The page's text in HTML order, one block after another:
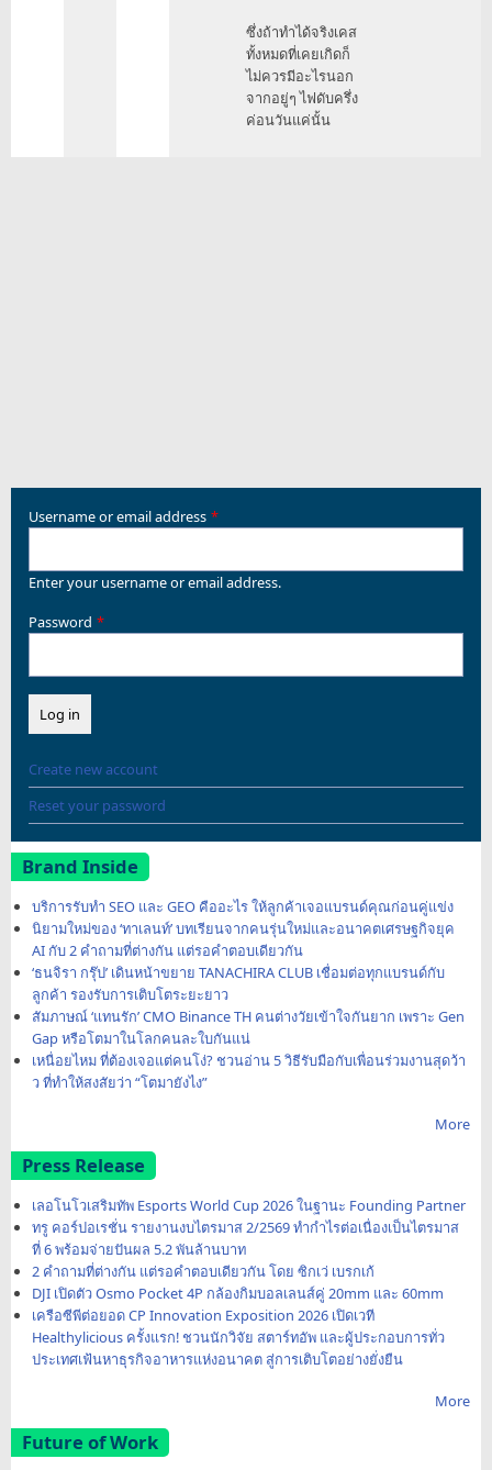
ซึ่งถ้าทำได้จริงเคส
ทั้งหมดที่เคยเกิดก็
ไม่ควรมีอะไรนอก
จากอยู่ๆ ไฟดับครึ่ง
ค่อนวันแค่นั้น
Username or email address
Enter your username or email address.
Password
Create new account
Reset your password
Brand Inside
บริการรับทำ SEO และ GEO คืออะไร ให้ลูกค้าเจอแบรนด์คุณก่อนคู่แข่ง
นิยามใหม่ของ ‘ทาเลนท์’ บทเรียนจากคนรุ่นใหม่และอนาคตเศรษฐกิจยุค
AI กับ 2 คำถามที่ต่างกัน แต่รอคำตอบเดียวกัน
‘ธนจิรา กรุ๊ป’ เดินหน้าขยาย TANACHIRA CLUB เชื่อมต่อทุกแบรนด์กับ
ลูกค้า รองรับการเติบโตระยะยาว
สัมภาษณ์ ‘แทนรัก’ CMO Binance TH คนต่างวัยเข้าใจกันยาก เพราะ Gen
Gap หรือโตมาในโลกคนละใบกันแน่
เหนื่อยไหม ที่ต้องเจอแต่คนโง่? ชวนอ่าน 5 วิธีรับมือกับเพื่อนร่วมงานสุดว้า
ว ที่ทำให้สงสัยว่า “โตมายังไง”
More
Press Release
เลอโนโวเสริมทัพ Esports World Cup 2026 ในฐานะ Founding Partner
ทรู คอร์ปอเรชั่น รายงานงบไตรมาส 2/2569 ทำกำไรต่อเนื่องเป็นไตรมาส
ที่ 6 พร้อมจ่ายปันผล 5.2 พันล้านบาท
2 คำถามที่ต่างกัน แต่รอคำตอบเดียวกัน โดย ซิกเว่ เบรกเก้
DJI เปิดตัว Osmo Pocket 4P กล้องกิมบอลเลนส์คู่ 20mm และ 60mm
เครือซีพีต่อยอด CP Innovation Exposition 2026 เปิดเวที
Healthylicious ครั้งแรก! ชวนนักวิจัย สตาร์ทอัพ และผู้ประกอบการทั่ว
ประเทศเฟ้นหาธุรกิจอาหารแห่งอนาคต สู่การเติบโตอย่างยั่งยืน
More
Future of Work